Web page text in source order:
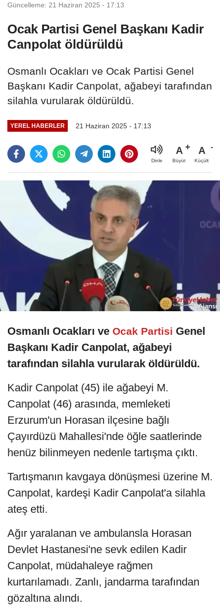
Güncelleme: 21 Haziran 2025 - 17:13
Ocak Partisi Genel Başkanı Kadir
Canpolat öldürüldü
Osmanlı Ocakları ve Ocak Partisi Genel
Başkanı Kadir Canpolat, ağabeyi tarafından
silahla vurularak öldürüldü.
YEREL HABERLER 21 Haziran 2025 - 17:13
Dinle
A
Büyüt
A
Küçült
Osmanlı Ocakları ve Ocak Partisi Genel
Başkanı Kadir Canpolat, ağabeyi
tarafından silahla vurularak öldürüldü.
Kadir Canpolat (45) ile ağabeyi M.
Canpolat (46) arasında, memleketi
Erzurum'un Horasan ilçesine bağlı
Çayırdüzü Mahallesi'nde öğle saatlerinde
henüz bilinmeyen nedenle tartışma çıktı.
Tartışmanın kavgaya dönüşmesi üzerine M.
Canpolat, kardeşi Kadir Canpolat'a silahla
ateş etti.
Ağır yaralanan ve ambulansla Horasan
Devlet Hastanesi'ne sevk edilen Kadir
Canpolat, müdahaleye rağmen
kurtarılamadı. Zanlı, jandarma tarafından
gözaltına alındı.